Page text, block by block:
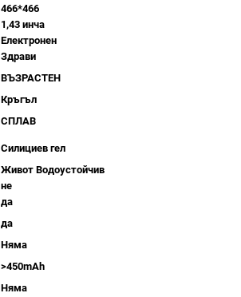
466*466
1,43 инча
Електронен
Здрави
ВЪЗРАСТЕН
Кръгъл
СПЛАВ
Силициев гел
Живот Водоустойчив
не
да
да
Няма
>450mAh
Няма